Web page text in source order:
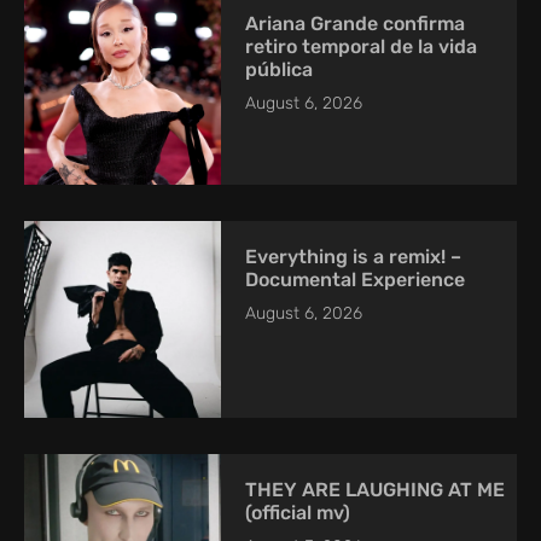
Ariana Grande confirma
retiro temporal de la vida
pública
August 6, 2026
Everything is a remix! –
Documental Experience
August 6, 2026
THEY ARE LAUGHING AT ME
(official mv)